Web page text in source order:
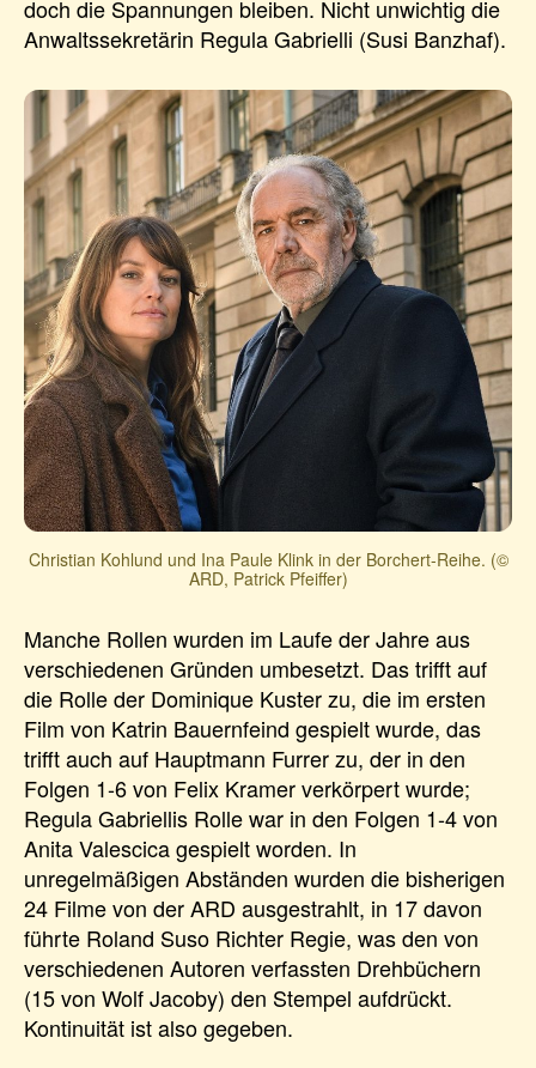
doch die Spannungen bleiben. Nicht unwichtig die
Anwaltssekretärin Regula Gabrielli (Susi Banzhaf).
Christian Kohlund und Ina Paule Klink in der Borchert-Reihe. (©
ARD, Patrick Pfeiffer)
Manche Rollen wurden im Laufe der Jahre aus
verschiedenen Gründen umbesetzt. Das trifft auf
die Rolle der Dominique Kuster zu, die im ersten
Film von Katrin Bauernfeind gespielt wurde, das
trifft auch auf Hauptmann Furrer zu, der in den
Folgen 1-6 von Felix Kramer verkörpert wurde;
Regula Gabriellis Rolle war in den Folgen 1-4 von
Anita Valescica gespielt worden. In
unregelmäßigen Abständen wurden die bisherigen
24 Filme von der ARD ausgestrahlt, in 17 davon
führte Roland Suso Richter Regie, was den von
verschiedenen Autoren verfassten Drehbüchern
(15 von Wolf Jacoby) den Stempel aufdrückt.
Kontinuität ist also gegeben.